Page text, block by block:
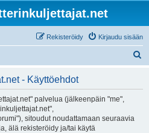
Kirjaudu sisään
Rekisteröidy
- Käyttöehdot
palvelua (jälkeenpäin "me",
sitoudut noudattamaan seuraavia
älä rekisteröidy ja/tai käytä